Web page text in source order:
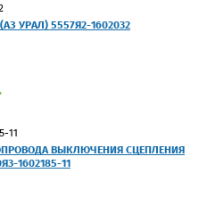
УРАЛ) 5557Я2-1602032
11
ВЫКЛЮЧЕНИЯ СЦЕПЛЕНИЯ
1602185-11